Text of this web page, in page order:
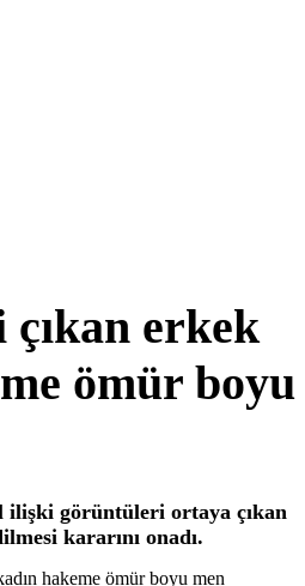
erkek
ömür boyu
görüntüleri ortaya çıkan
kararını onadı.